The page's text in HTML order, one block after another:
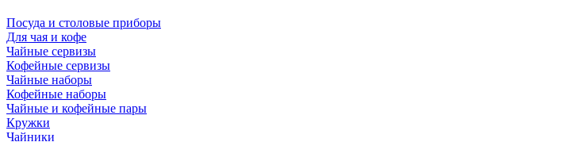
Посуда и столовые приборы
Для чая и кофе
Чайные сервизы
Кофейные сервизы
Чайные наборы
Кофейные наборы
Чайные и кофейные пары
Кружки
Чайники